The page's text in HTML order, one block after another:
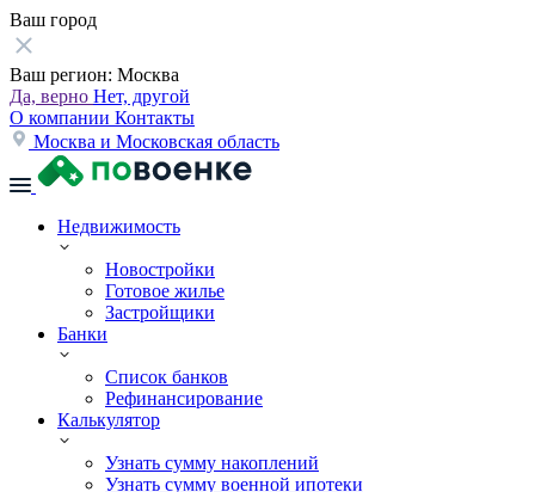
Ваш город
Ваш регион: Москва
Да, верно Нет, другой
О компании Контакты
Москва и Московская область
Недвижимость
Новостройки
Готовое жилье
Застройщики
Банки
Список банков
Рефинансирование
Калькулятор
Узнать сумму накоплений
Узнать сумму военной ипотеки